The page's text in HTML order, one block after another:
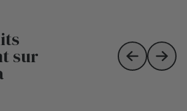
sur Skip toSkip